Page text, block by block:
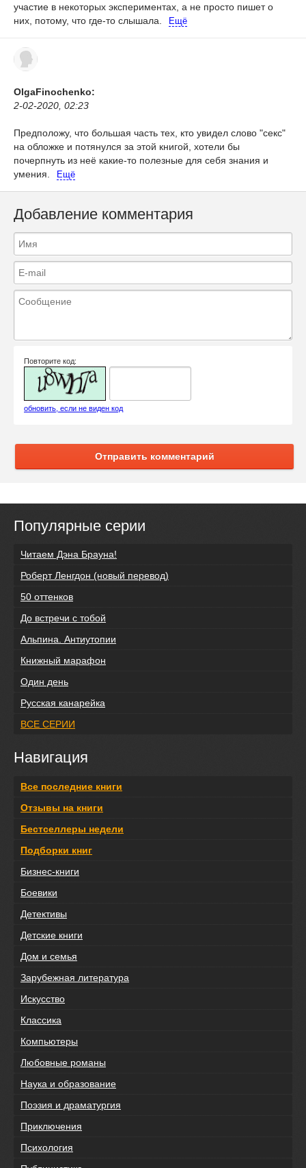
участие в некоторых экспериментах, а не просто пишет о
них, потому, что где-то слышала.
Ещё
OlgaFinochenko:
2-02-2020, 02:23
Предположу, что большая часть тех, кто увидел слово "секс"
на обложке и потянулся за этой книгой, хотели бы
почерпнуть из неё какие-то полезные для себя знания и
умения.
Ещё
Добавление комментария
Повторите код:
обновить, если не виден код
Отправить комментарий
Популярные серии
Читаем Дэна Брауна!
Роберт Ленгдон (новый перевод)
50 оттенков
До встречи с тобой
Альпина. Антиутопии
Книжный марафон
Один день
Русская канарейка
ВСЕ СЕРИИ
Навигация
Все последние книги
Отзывы на книги
Бестселлеры недели
Подборки книг
Бизнес-книги
Боевики
Детективы
Детские книги
Дом и семья
Зарубежная литература
Искусство
Классика
Компьютеры
Любовные романы
Наука и образование
Поэзия и драматургия
Приключения
Психология